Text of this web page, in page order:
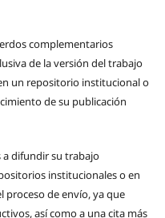
complementarios
de la versión del trabajo
un repositorio institucional o
de su publicación
a difundir su trabajo
institucionales o en
proceso de envío, ya que
así como a una cita más